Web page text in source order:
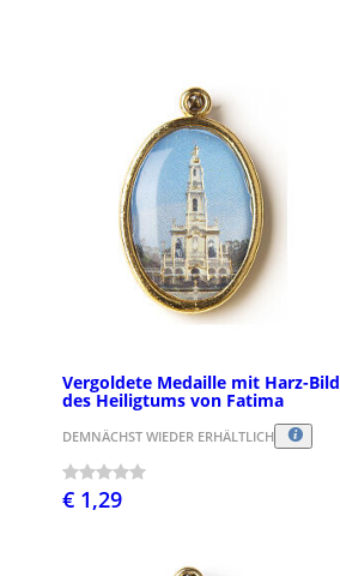
Vergoldete Medaille mit Harz-Bild
des Heiligtums von Fatima
DEMNÄCHST WIEDER ERHÄLTLICH
€ 1,29